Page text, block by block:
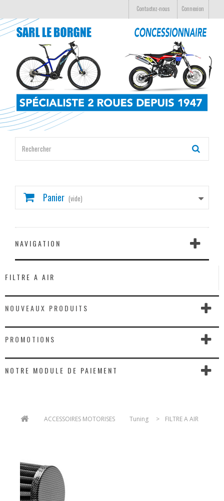
Connexion
Contactez-nous
Panier (vide)
NAVIGATION
FILTRE A AIR
NOUVEAUX PRODUITS
PROMOTIONS
NOTRE MODULE DE PAIEMENT
ACCESSOIRES MOTORISES Tuning > FILTRE A AIR